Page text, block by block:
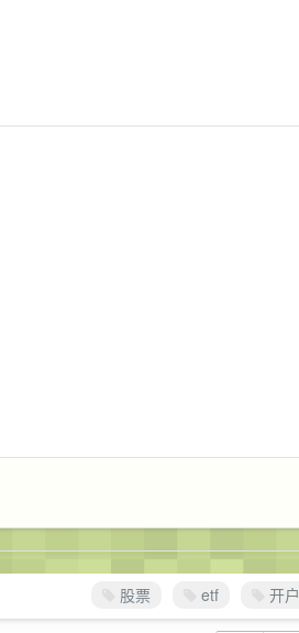
股票 etf 开户